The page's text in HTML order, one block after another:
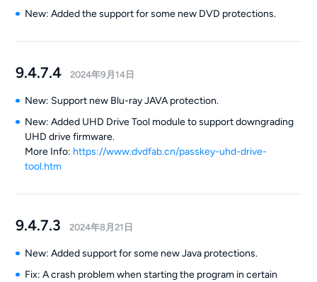
New: Added the support for some new DVD protections.
9.4.7.4 2024年9月14日
New: Support new Blu-ray JAVA protection.
New: Added UHD Drive Tool module to support downgrading
UHD drive firmware.
More Info: https://www.dvdfab.cn/passkey-uhd-drive-
tool.htm
9.4.7.3 2024年8月21日
New: Added support for some new Java protections.
Fix: A crash problem when starting the program in certain